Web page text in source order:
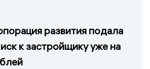
развития подала
к застройщику уже на